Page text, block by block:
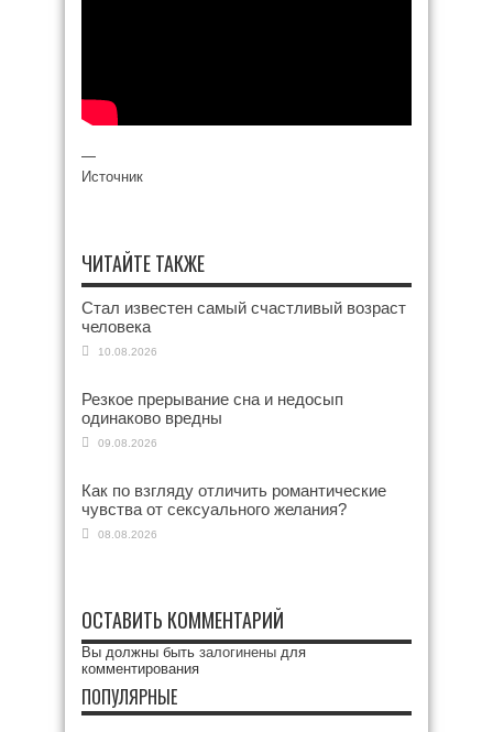
—
Источник
ЧИТАЙТЕ ТАКЖЕ
Стал известен самый счастливый возраст
человека
10.08.2026
Резкое прерывание сна и недосып
одинаково вредны
09.08.2026
Как по взгляду отличить романтические
чувства от сексуального желания?
08.08.2026
ОСТАВИТЬ КОММЕНТАРИЙ
Вы должны быть залогинены для
комментирования
ПОПУЛЯРНЫЕ